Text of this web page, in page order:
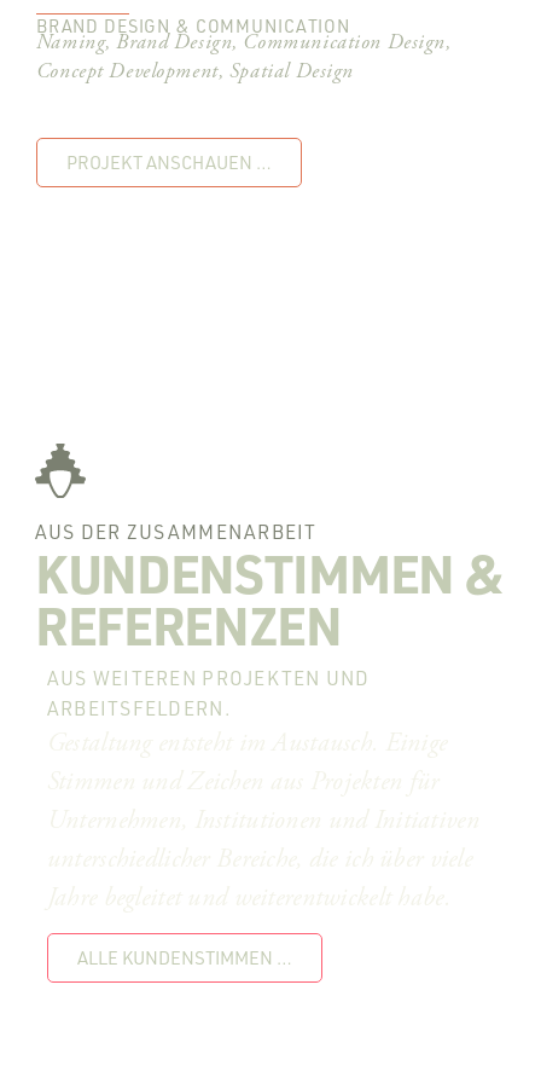
BRAND DESIGN & COMMUNICATION
Naming, Brand Design, Communication Design,
Concept Development, Spatial Design
PROJEKT ANSCHAUEN …
AUS DER ZUSAMMENARBEIT
KUNDENSTIMMEN &
REFERENZEN
AUS WEITEREN PROJEKTEN UND
ARBEITSFELDERN.
ALLE KUNDENSTIMMEN …